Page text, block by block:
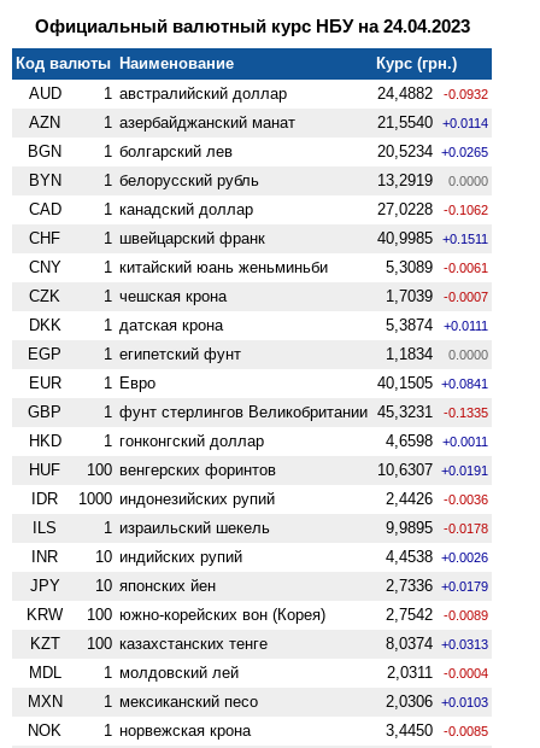
Официальный валютный курс НБУ на 24.04.2023
Код валюты Наименование
Курс (грн.)
AUD
1 австралийский доллар 24,4882 -0.0932
AZN 1 азербайджанский манат 21,5540 +0.0114
BGN 1 болгарский лев 20,5234 +0.0265
BYN 1 белорусский рубль 13,2919 0.0000
CAD 1 канадский доллар 27,0228 -0.1062
CHF 1 швейцарский франк 40,9985 +0.1511
CNY 1 китайский юань женьминьби 5,3089 -0.0061
CZK 1 чешская крона 1,7039 -0.0007
DKK 1 датская крона 5,3874 +0.0111
EGP 1 египетский фунт 1,1834 0.0000
EUR 1 Евро 40,1505 +0.0841
GBP 1 фунт стерлингов Велико­британии 45,3231 -0.1335
HKD 1 гонконгский доллар 4,6598 +0.0011
HUF 100 венгерских форинтов 10,6307 +0.0191
IDR 1000 индонезийских рупий 2,4426 -0.0036
ILS 1 израильский шекель 9,9895 -0.0178
INR 10 индийских рупий 4,4538 +0.0026
JPY 10 японских йен 2,7336 +0.0179
KRW 100 южно-корейских вон (Корея) 2,7542 -0.0089
KZT 100 казахстанских тенге 8,0374 +0.0313
MDL 1 молдовский лей 2,0311 -0.0004
MXN 1 мексиканский песо 2,0306 +0.0103
NOK 1 норвежская крона 3,4450 -0.0085